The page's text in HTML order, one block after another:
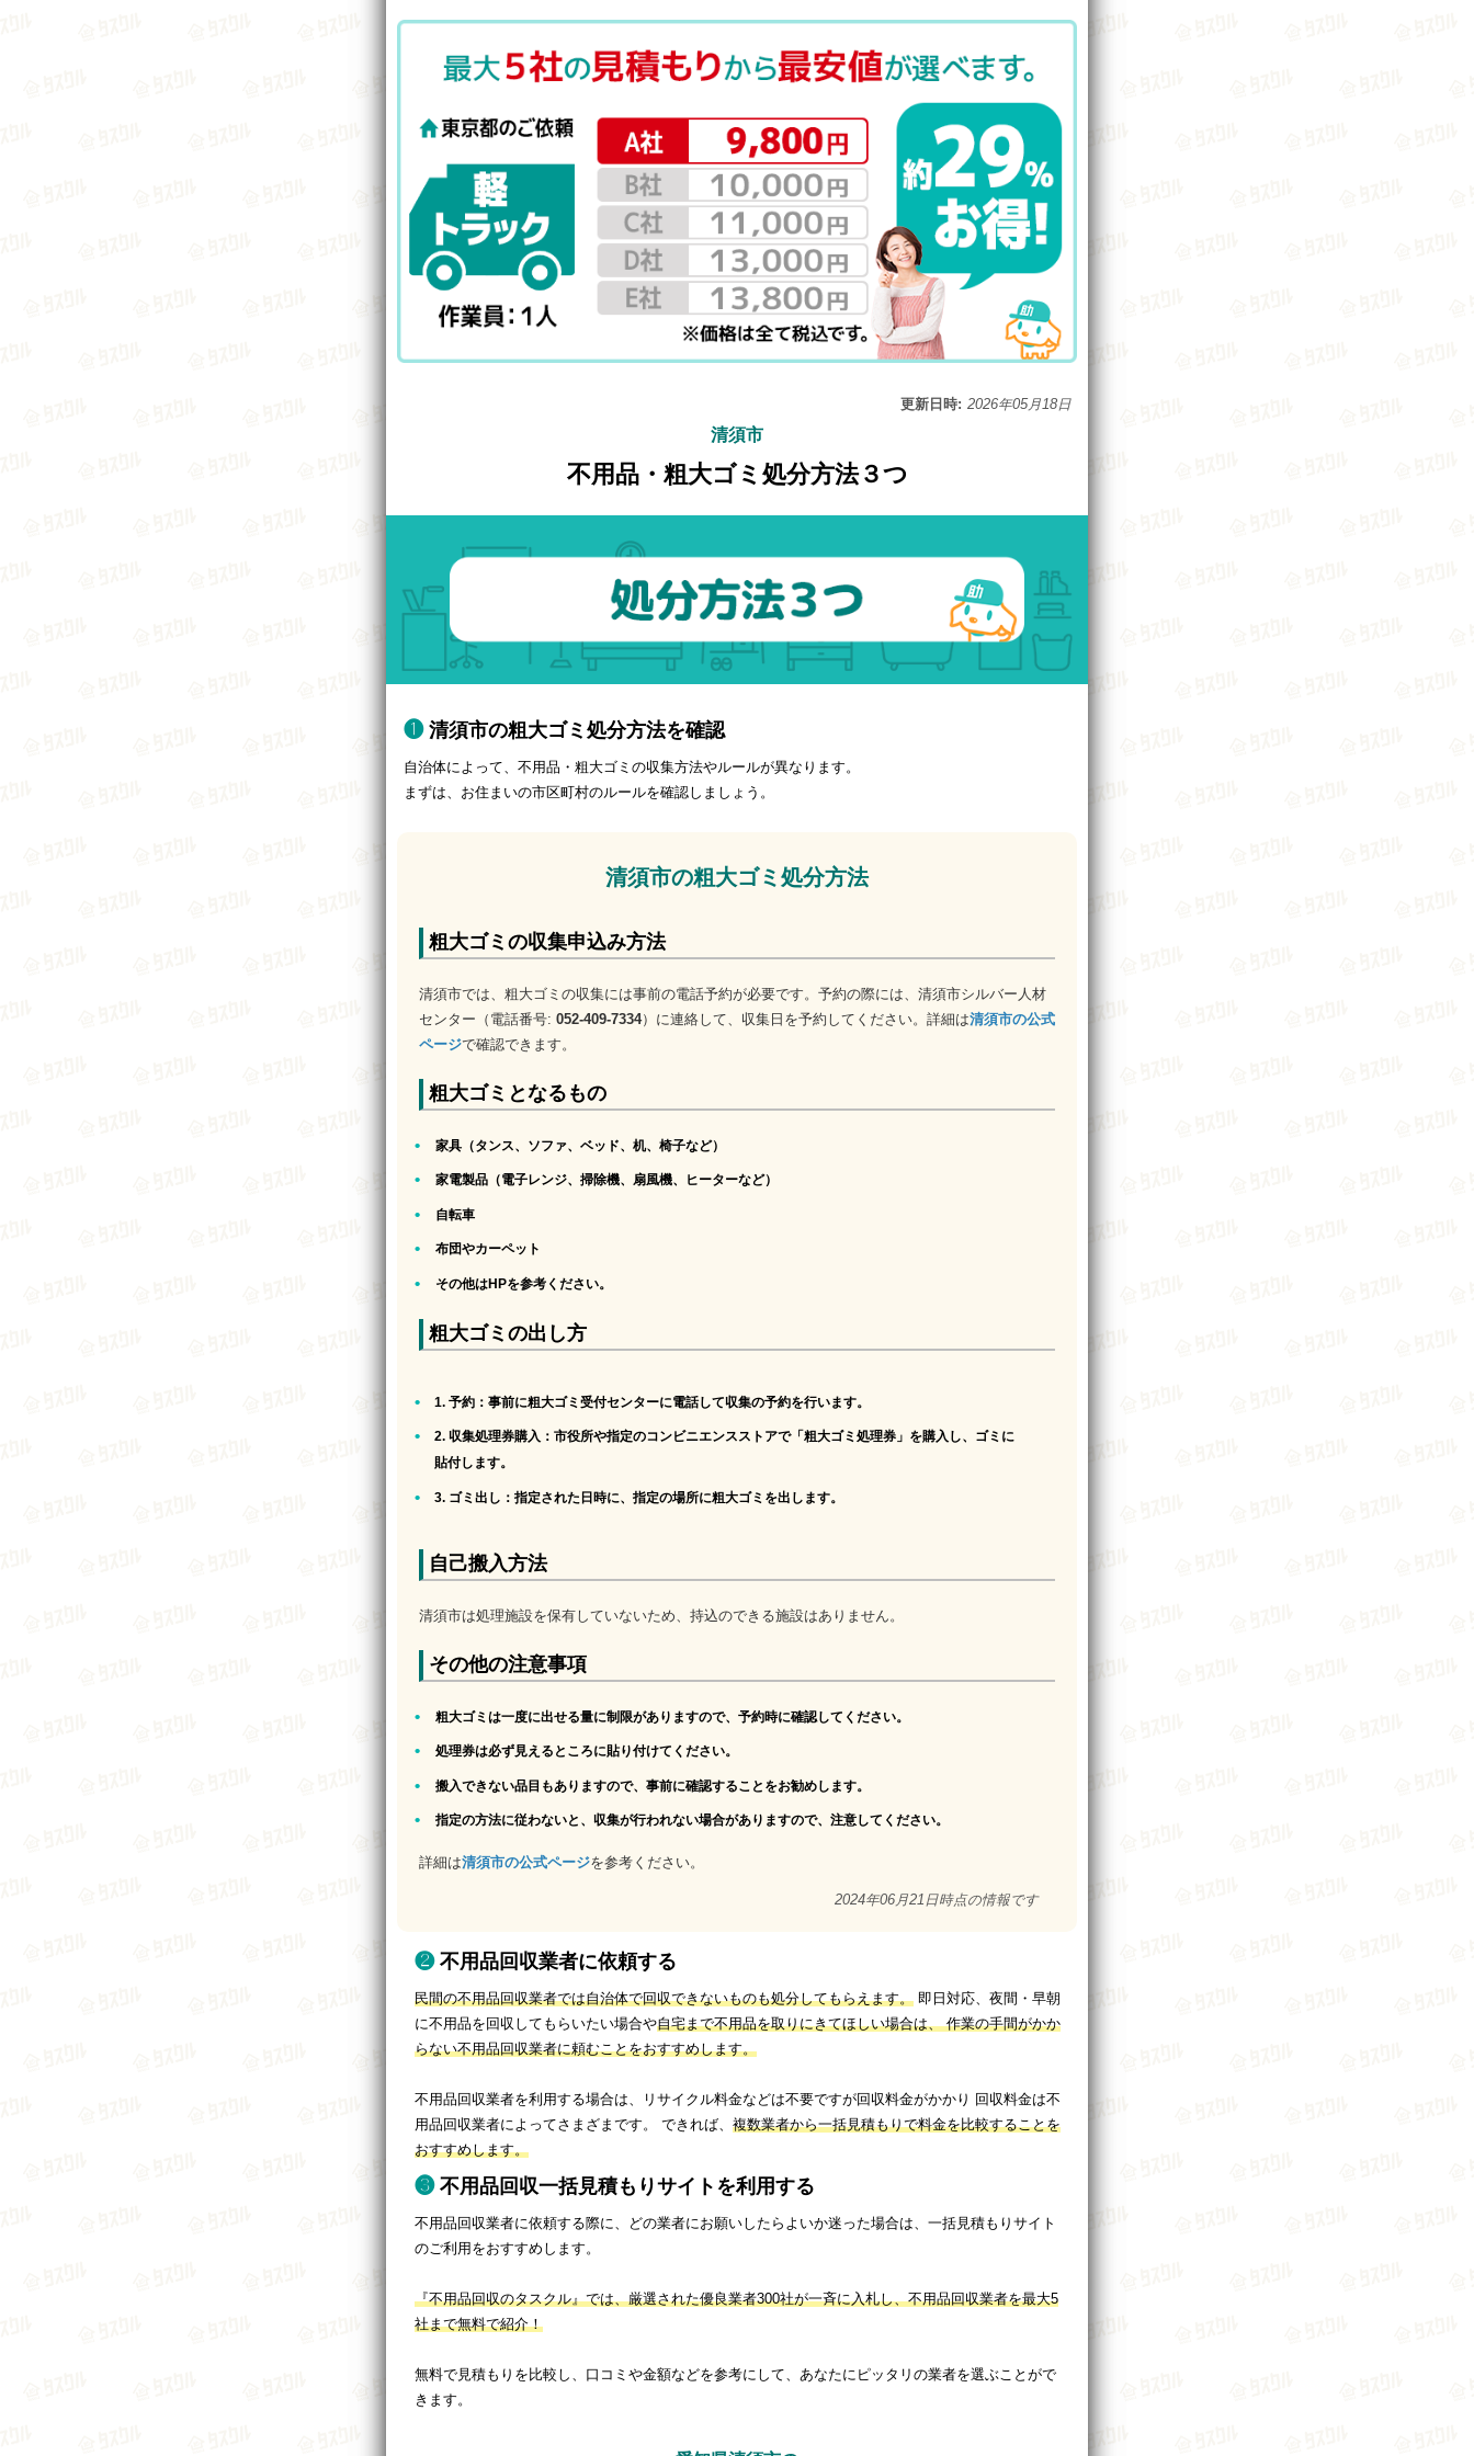
更新日時: 2026年05月18日
清須市
不用品・粗大ゴミ処分方法３つ
清須市の粗大ゴミ処分方法を確認
自治体によって、不用品・粗大ゴミの収集方法やルールが異なります。
まずは、お住まいの市区町村のルールを確認しましょう。
清須市の粗大ゴミ処分方法
粗大ゴミの収集申込み方法
清須市では、粗大ゴミの収集には事前の電話予約が必要です。予約の際には、清須市シルバー人材
センター（電話番号: 052-409-7334）に連絡して、収集日を予約してください。詳細は清須市の公式
ページで確認できます。
粗大ゴミとなるもの
家具（タンス、ソファ、ベッド、机、椅子など）
家電製品（電子レンジ、掃除機、扇風機、ヒーターなど）
自転車
布団やカーペット
その他はHPを参考ください。
粗大ゴミの出し方
1. 予約 ：事前に粗大ゴミ受付センターに電話して収集の予約を行います。
2. 収集処理券購入 ：市役所や指定のコンビニエンスストアで「粗大ゴミ処理券」を購入し、ゴミに
貼付します。
3. ゴミ出し ：指定された日時に、指定の場所に粗大ゴミを出します。
自己搬入方法
清須市は処理施設を保有していないため、持込のできる施設はありません。
その他の注意事項
粗大ゴミは一度に出せる量に制限がありますので、予約時に確認してください。
処理券は必ず見えるところに貼り付けてください。
搬入できない品目もありますので、事前に確認することをお勧めします。
指定の方法に従わないと、収集が行われない場合がありますので、注意してください。
詳細は清須市の公式ページを参考ください。
2024年06月21日時点の情報です
不用品回収業者に依頼する
民間の不用品回収業者では自治体で回収できないものも処分してもらえます。即日対応、夜間・早朝
に不用品を回収してもらいたい場合や自宅まで不用品を取りにきてほしい場合は、 作業の手間がかか
らない不用品回収業者に頼むことをおすすめします。
不用品回収業者を利用する場合は、リサイクル料金などは不要ですが回収料金がかかり 回収料金は不
用品回収業者によってさまざまです。 できれば、 複数業者から一括見積もりで料金を比較することを
おすすめします。
不用品回収一括見積もりサイトを利用する
不用品回収業者に依頼する際に、どの業者にお願いしたらよいか迷った場合は、一括見積もりサイト
のご利用をおすすめします。
『不用品回収のタスクル』では、厳選された優良業者300社が一斉に入札し、不用品回収業者を最大5
社まで無料で紹介！
無料で見積もりを比較し、口コミや金額などを参考にして、あなたにピッタリの業者を選ぶことがで
きます。